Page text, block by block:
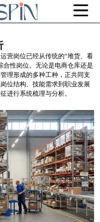
营岗位已经从传统的“堆货、看
合性岗位。无论是电商仓库还是
理形成的多种工种，正共同支
位结构、技能需求到职业发展
进行系统梳理与分析。